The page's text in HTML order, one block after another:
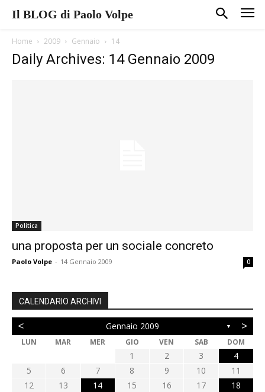
Il BLOG di Paolo Volpe
Home 2009 Gennaio 14
Daily Archives: 14 Gennaio 2009
Politica
una proposta per un sociale concreto
Paolo Volpe - 14 Gennaio 2009 0
CALENDARIO ARCHIVI
< Gennaio 2009 ▼ >
LUN MAR MER GIO VEN SAB DOM
1 2 3
4
5
6 7 8 9 10
11
12
13 14 15 16 17
18